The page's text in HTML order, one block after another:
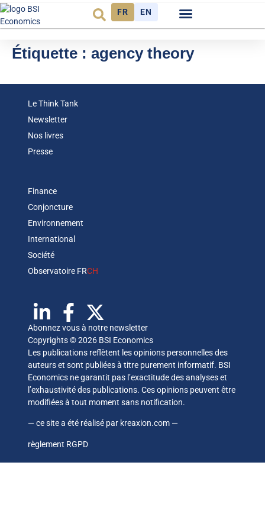
FR EN
Étiquette : agency theory
Le Think Tank
Newsletter
Nos livres
Presse
Finance
Conjoncture
Environnement
International
Société
Observatoire FRCH
Abonnez vous à notre newsletter
Copyrights © 2026 BSI Economics
Les publications reflètent les opinions personnelles des
auteurs et sont publiées à titre purement informatif. BSI
Economics ne garantit pas l’exactitude des analyses et
l’exhaustivité des publications. Ces opinions peuvent être
modifiées à tout moment sans notification.
— ce site a été réalisé par kreaxion.com —
règlement RGPD